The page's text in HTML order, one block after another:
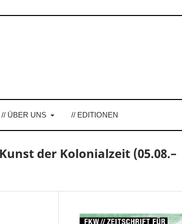
// ÜBER UNS // EDITIONEN
der Kolonialzeit (05.08.–